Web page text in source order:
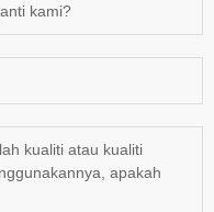
kami?
kualiti atau kualiti
apakah